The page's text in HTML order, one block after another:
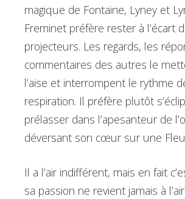
magique de Fontaine, Lyney et
Freminet préfère rester à l’écart
projecteurs. Les regards, les
commentaires des autres le
l’aise et interrompent le rythme
respiration. Il préfère plutôt
prélasser dans l’apesanteur de
déversant son cœur sur une
Il a l’air indifférent, mais en fait
sa passion ne revient jamais à